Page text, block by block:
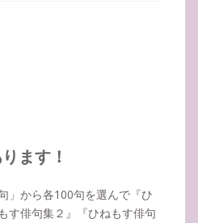
ます！
」から各100句を選んで『ひ
す俳句集２』『ひねもす俳句